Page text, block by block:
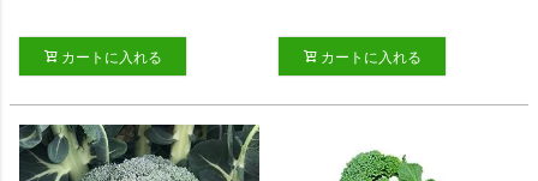
カートに入れる カートに入れる